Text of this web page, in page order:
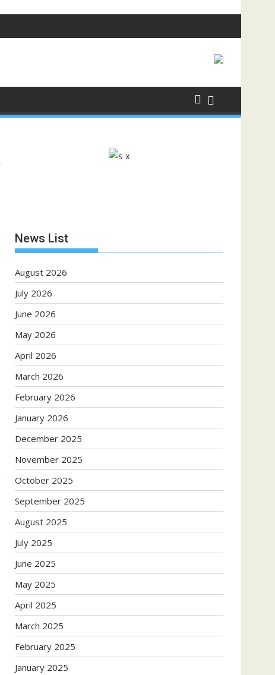
News List
August 2026
July 2026
June 2026
May 2026
April 2026
March 2026
February 2026
January 2026
December 2025
November 2025
October 2025
September 2025
August 2025
July 2025
June 2025
May 2025
April 2025
March 2025
February 2025
January 2025